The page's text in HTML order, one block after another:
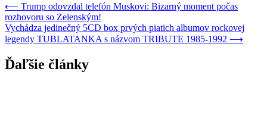
⟵ Trump odovzdal telefón Muskovi: Bizarný moment počas
rozhovoru so Zelenským!
Vychádza jedinečný 5CD box prvých piatich albumov rockovej
legendy TUBLATANKA s názvom TRIBUTE 1985-1992 ⟶
Ďaľšie články